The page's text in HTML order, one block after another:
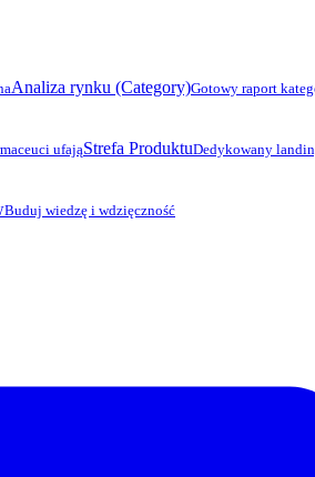
Analiza rynku (Category)Gotowy raport
ufająStrefa ProduktuDedykowany
Buduj wiedzę i wdzięczność